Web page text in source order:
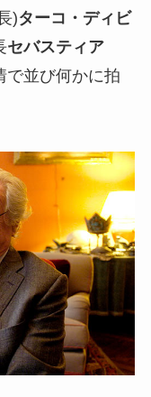
)ターコ・ディビ
セバスティア
で並び何かに拍